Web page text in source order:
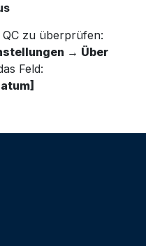
zu überprüfen:
→ Über
Feld: